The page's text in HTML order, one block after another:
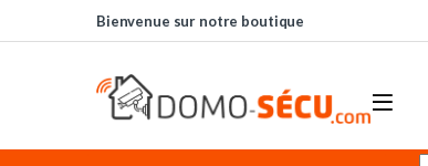
Skip to navigation
Skip to contentBienvenue sur notre boutique